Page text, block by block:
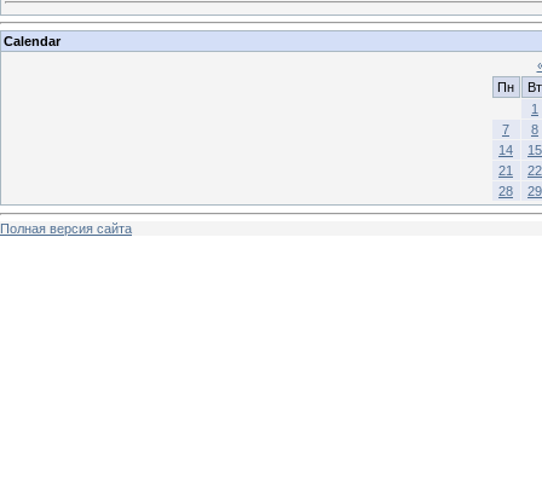
Calendar
Пн
Вт
1
7
8
14
15
21
22
28
29
Полная версия сайта